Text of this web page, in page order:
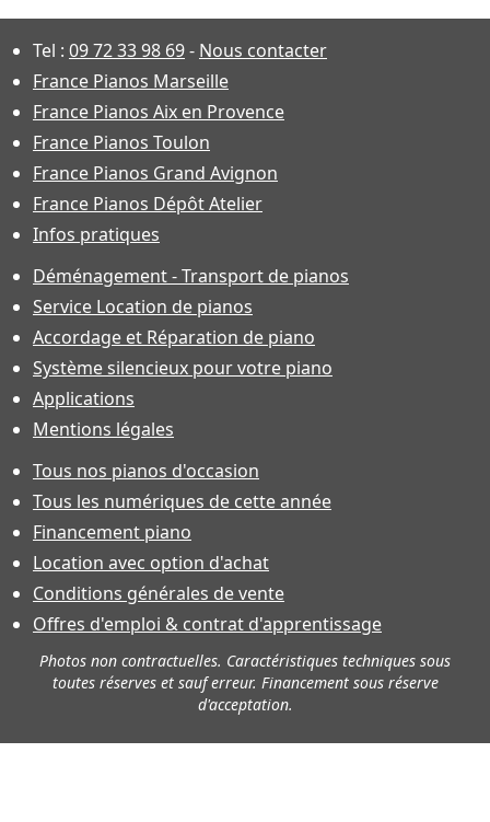
Tel : 09 72 33 98 69- Nous contacter
France Pianos Marseille
France Pianos Aix en Provence
France Pianos Toulon
France Pianos Grand Avignon
France Pianos Dépôt Atelier
Infos pratiques
Déménagement - Transport de pianos
Service Location de pianos
Accordage et Réparation de piano
Système silencieux pour votre piano
Applications
Mentions légales
Tous nos pianos d'occasion
Tous les numériques de cette année
Financement piano
Location avec option d'achat
Conditions générales de vente
Offres d'emploi & contrat d'apprentissage
Photos non contractuelles. Caractéristiques techniques sous
toutes réserves et sauf erreur. Financement sous réserve
d'acceptation.